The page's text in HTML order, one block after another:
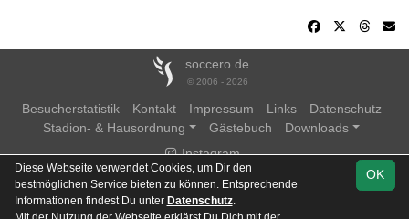
soccero.de
© 2006 - 2026
Besucherstatistik Kontakt Impressum Links
Datenschutz
Stadion- & Hausordnung
Gästebuch
Downloads
Instagram
OK
Diese Webseite verwendet Cookies, um Dir den
bestmöglichen Service bieten zu können. Entsprechende
Informationen findest Du unter Datenschutz.